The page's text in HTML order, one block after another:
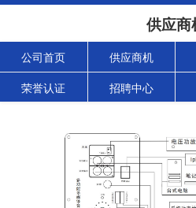
供应商
公司首页 供应商机
荣誉认证 招聘中心